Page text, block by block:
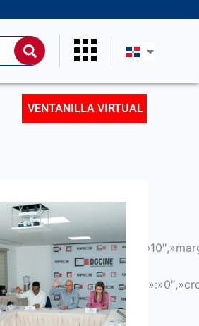
VENTANILLA VIRTUAL